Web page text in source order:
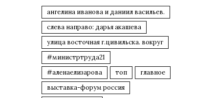
ангелина иванова и даниил васильев.
слева направо: дарья акашева
улица восточная г.цивильска. вокруг
#министртруда21
#аленаелизарова
топ
главное
выставка-форум россия